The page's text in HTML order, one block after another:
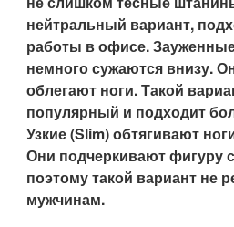
нейтральный вариант,
работы в офисе.
немного сужаются внизу.
облегают ноги. Такой
популярный и подходит
Узкие (Slim) обтягивают
Они подчеркивают фигуру
поэтому такой вариант не
мужчинам.